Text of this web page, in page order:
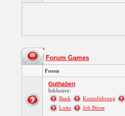
Forum Games
Foren
Guthaben
Inklusive:
Bank
Kontoführung
Lotto
Job Börse